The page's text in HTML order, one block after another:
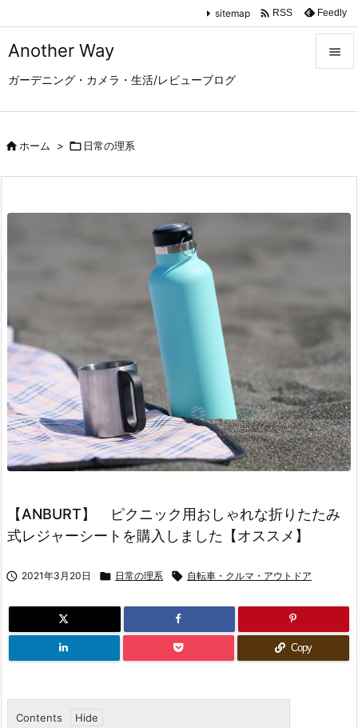
Another Way
ガーデニング・カメラ・生活/レビューブログ


sitemap  RSS Feedly
ホーム >  日常の理系
【ANBURT】 ピクニック用おしゃれな折りたたみ
式レジャーシートを購入しました【オススメ】
 2021年3月20日  日常の理系  自転車・クルマ・アウトドア
Copy
Contents